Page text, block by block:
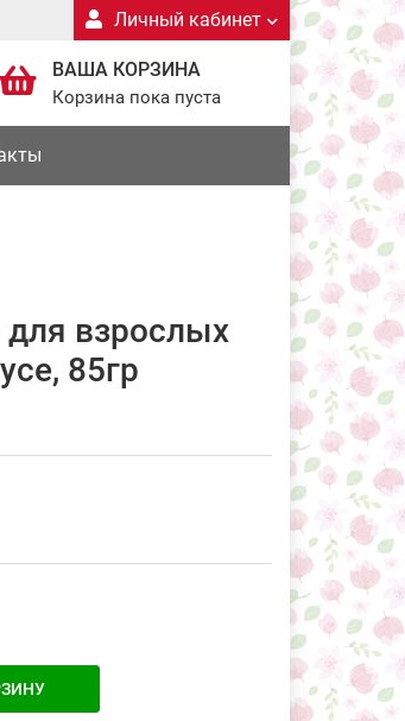
Личный кабинет
ВАША КОРЗИНА
Корзина пока пуста
взрослых
85гр